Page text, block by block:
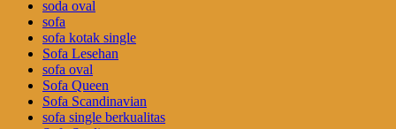
soda oval
sofa
sofa kotak single
Sofa Lesehan
sofa oval
Sofa Queen
Sofa Scandinavian
sofa single berkualitas